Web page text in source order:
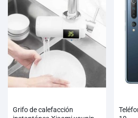
Grifo de calefacción